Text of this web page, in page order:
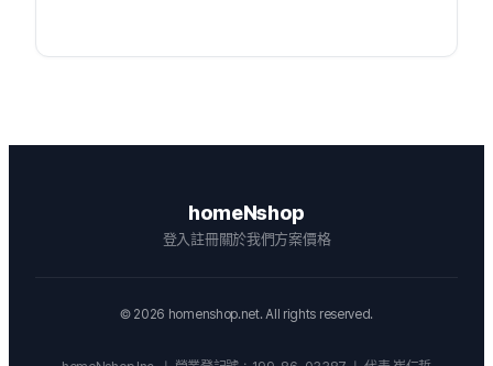
homeNshop
登入註冊關於我們方案價格
© 2026 homenshop.net. All rights reserved.